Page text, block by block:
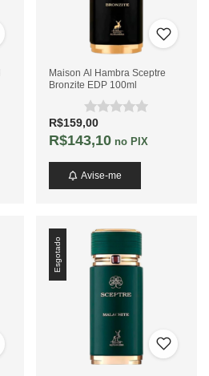
Maison Al Hambra Sceptre
Bronzite EDP 100ml
R$159,00
R$143,10no PIX
Avise-me
Esgotado